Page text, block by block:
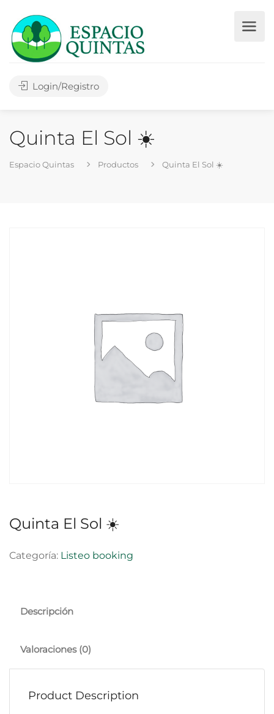
Login/Registro
Quinta El Sol ☀️
Espacio Quintas Productos Quinta El Sol ☀️
Quinta El Sol ☀️
Categoría: Listeo booking
Descripción
Valoraciones (0)
Product Description